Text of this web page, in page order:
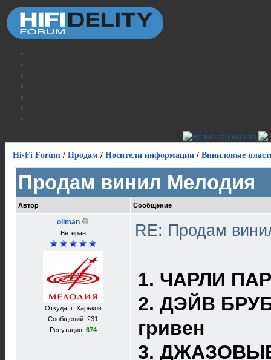
Hi-Fi Forum / Продам / Носители информации / Виниловые
Продам винил Мелодия
Автор Сообщение
oilman
Ветеран
Откуда: г. Харьков
Сообщений: 231
Репутация: 674
RE: Продам
1. ЧАРЛИ
2. ДЭЙВ
гривен
3.